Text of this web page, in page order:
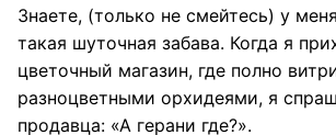
Знаете, (только не смейтесь) у
такая шуточная забава. Когда я
цветочный магазин, где полно
разноцветными орхидеями, я
продавца: «А герани где?».